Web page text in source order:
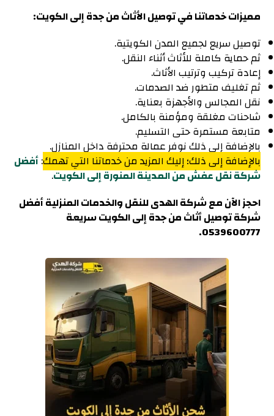
مميزات خدماتنا في توصيل الأثاث من جدة إلى الكويت:
توصيل سريع لجميع المدن الكويتية.
ثم حماية كاملة للأثاث أثناء النقل.
إعادة تركيب وترتيب الأثاث.
ثم تغليف متطور ضد الصدمات.
نقل المجالس والأجهزة بعناية.
شاحنات مغلقة ومؤمنة بالكامل.
متابعة مستمرة حتى التسليم.
بالإضافة إلى ذلك نوفر عمالة محترفة داخل المنازل.
بالإضافة إلى ذلك؛ إليك المزيد من خدماتنا التي تهمك:أفضل
شركة نقل عفش من المدينة المنورة إلى الكويت.
احجز الآن مع شركة الهدى للنقل والخدمات المنزلية أفضل
شركة توصيل أثاث من جدة إلى الكويت سريعة
0539600777.